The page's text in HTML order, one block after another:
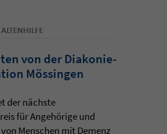
ALTENHILFE
von der Diakonie-
Mössingen
der nächste
für Angehörige und
Menschen mit Demenz